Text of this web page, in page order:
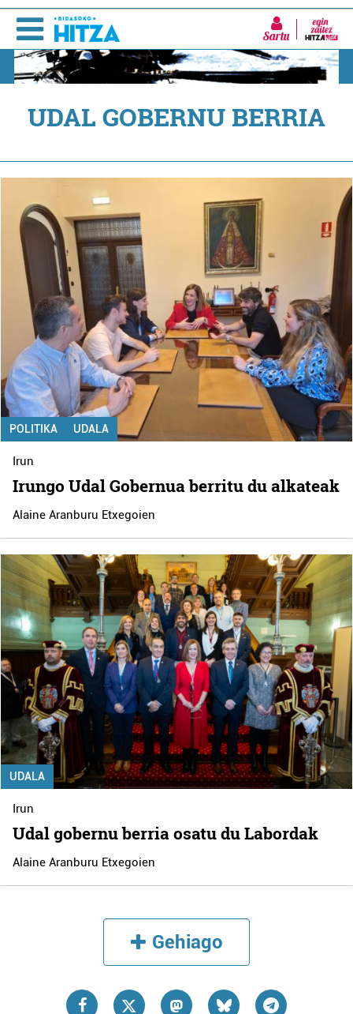
Sartu
UDAL GOBERNU BERRIA
POLITIKA UDALA
Irun
Irungo Udal Gobernua berritu du alkateak
Alaine Aranburu Etxegoien
UDALA
Irun
Udal gobernu berria osatu du Labordak
Alaine Aranburu Etxegoien
Gehiago